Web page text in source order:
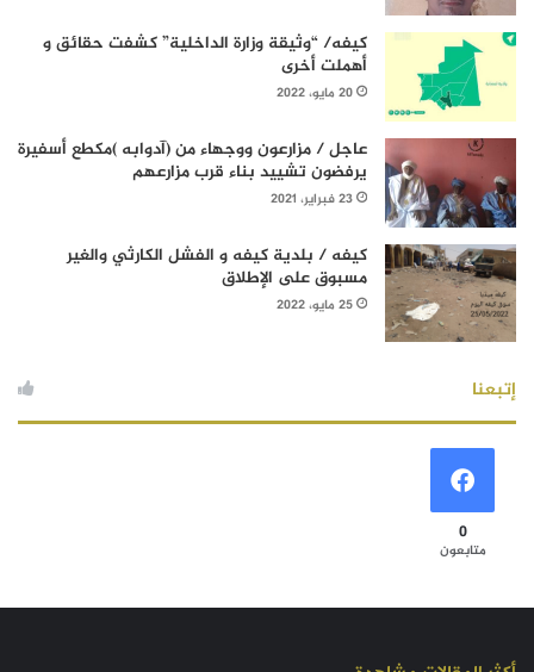
كيفه/ “وثيقة وزارة الداخلية” كشفت حقائق و
أهملت أخرى
20 مايو، 2022
عاجل / مزارعون ووجهاء من (آدوابه )مكطع أسفيرة
يرفضون تشييد بناء قرب مزارعهم
23 فبراير، 2021
كيفه / بلدية كيفه و الفشل الكارثي والغير
مسبوق على الإطلاق
25 مايو، 2022
إتبعنا
0
متابعون